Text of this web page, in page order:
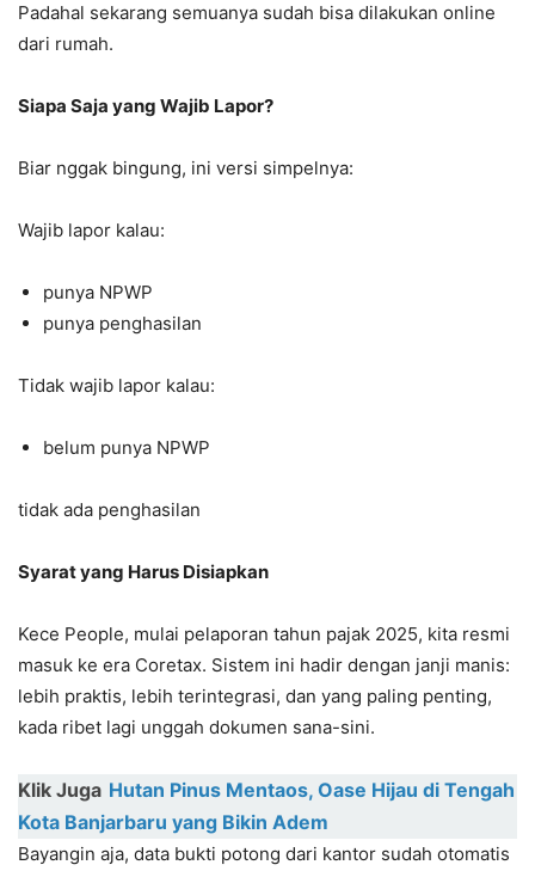
Padahal sekarang semuanya sudah bisa dilakukan online
dari rumah.
Siapa Saja yang Wajib Lapor?
Biar nggak bingung, ini versi simpelnya:
Wajib lapor kalau:
punya NPWP
punya penghasilan
Tidak wajib lapor kalau:
belum punya NPWP
tidak ada penghasilan
Syarat yang Harus Disiapkan
Kece People, mulai pelaporan tahun pajak 2025, kita resmi
masuk ke era Coretax. Sistem ini hadir dengan janji manis:
lebih praktis, lebih terintegrasi, dan yang paling penting,
kada ribet lagi unggah dokumen sana-sini.
Klik Juga Hutan Pinus Mentaos, Oase Hijau di Tengah
Kota Banjarbaru yang Bikin Adem
Bayangin aja, data bukti potong dari kantor sudah otomatis